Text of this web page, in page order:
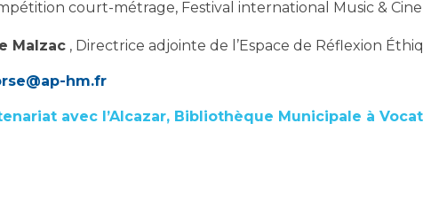
court-métrage, Festival international Music &
Malzac , Directrice adjointe de l’Espace de Réflexion
hm.fr
avec l’Alcazar, Bibliothèque Municipale à